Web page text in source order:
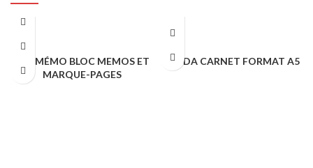
ECOMÉMO BLOC MEMOS ET
MARQUE-PAGES
PANDA CARNET FORMAT A5